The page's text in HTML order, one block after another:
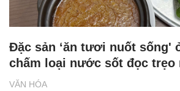
VĂN HÓA
Đặc sản ‘ăn tươi nuốt sống'
chấm loại nước sốt đọc trẹo